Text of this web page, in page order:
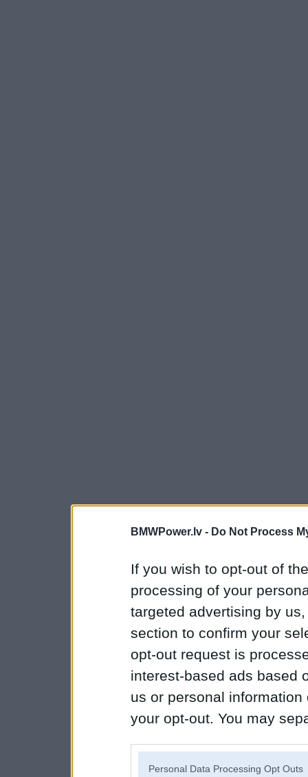
BMWPower.lv - Do Not Process
If you wish to opt-out of
processing of your
targeted advertising by
section to confirm your
opt-out request is
interest-based ads based
us or personal
your opt-out. You may
Personal Data Processing Opt Outs